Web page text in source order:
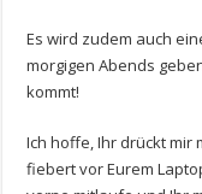
Es wird zudem auch
morgigen Abends
kommt!
Ich hoffe, Ihr drückt
fiebert vor Eurem